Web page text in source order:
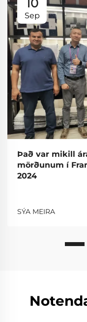
10
Sep
Það var mikill
mörðunum í
2024
SÝA MEIRA